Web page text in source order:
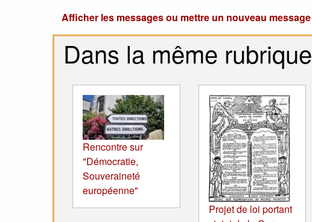
Afficher les messages ou mettre un nouveau message
Dans la même rubrique
Rencontre sur
"Démocratie,
Souveraineté
européenne"
Projet de loi portant